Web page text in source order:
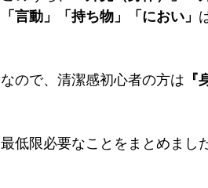
「言動」「持ち物」「におい」
なので、清潔感初心者の方は 『
最低限必要なことをまとめまし